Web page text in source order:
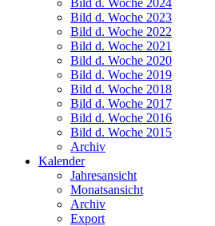
Bild d. Woche 2023
Bild d. Woche 2022
Bild d. Woche 2021
Bild d. Woche 2020
Bild d. Woche 2019
Bild d. Woche 2018
Bild d. Woche 2017
Bild d. Woche 2016
Bild d. Woche 2015
Archiv
Kalender
Jahresansicht
Monatsansicht
Archiv
Export